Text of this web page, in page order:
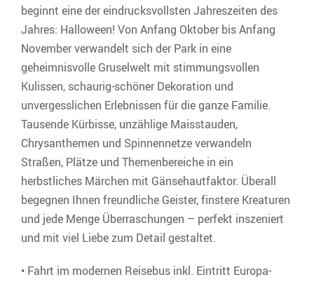
beginnt eine der eindrucksvollsten Jahreszeiten des
Jahres: Halloween! Von Anfang Oktober bis Anfang
November verwandelt sich der Park in eine
geheimnisvolle Gruselwelt mit stimmungsvollen
Kulissen, schaurig-schöner Dekoration und
unvergesslichen Erlebnissen für die ganze Familie.
Tausende Kürbisse, unzählige Maisstauden,
Chrysanthemen und Spinnennetze verwandeln
Straßen, Plätze und Themenbereiche in ein
herbstliches Märchen mit Gänsehautfaktor. Überall
begegnen Ihnen freundliche Geister, finstere Kreaturen
und jede Menge Überraschungen – perfekt inszeniert
und mit viel Liebe zum Detail gestaltet.
• Fahrt im modernen Reisebus inkl. Eintritt Europa-